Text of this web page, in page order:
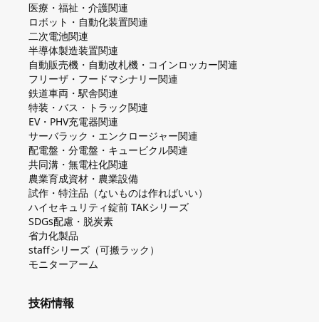
医療・福祉・介護関連
ロボット・自動化装置関連
二次電池関連
半導体製造装置関連
自動販売機・自動改札機・コインロッカー関連
フリーザ・フードマシナリー関連
鉄道車両・駅舎関連
特装・バス・トラック関連
EV・PHV充電器関連
サーバラック・エンクロージャー関連
配電盤・分電盤・キュービクル関連
共同溝・無電柱化関連
農業育成資材・農業設備
試作・特注品（ないものは作ればいい）
ハイセキュリティ錠前 TAKシリーズ
SDGs配慮・脱炭素
省力化製品
staffシリーズ（可搬ラック）
モニターアーム
技術情報